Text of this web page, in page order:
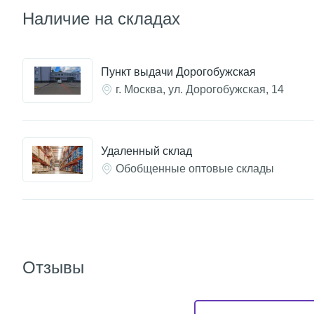
Наличие на складах
Пункт выдачи Дорогобужская
г. Москва, ул. Дорогобужская, 14
Удаленный склад
Обобщенные оптовые склады
Отзывы